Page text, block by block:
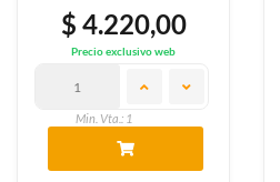
$ 4.220,00
Precio exclusivo web
Min. Vta.: 1